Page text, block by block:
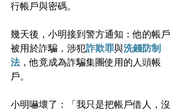
行帳戶與密碼。
幾天後，小明接到警方通知：他的帳戶
被用於詐騙，涉犯詐欺罪與洗錢防制
法，他竟成為詐騙集團使用的人頭帳
戶。
小明嚇壞了：「我只是把帳戶借人，沒